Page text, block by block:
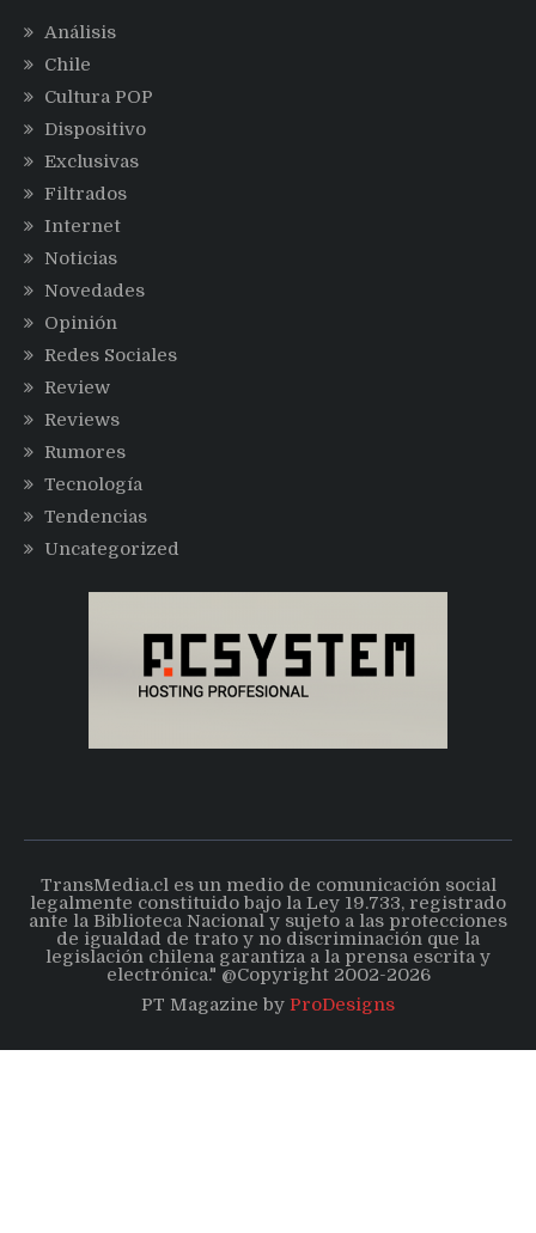
Análisis
Chile
Cultura POP
Dispositivo
Exclusivas
Filtrados
Internet
Noticias
Novedades
Opinión
Redes Sociales
Review
Reviews
Rumores
Tecnología
Tendencias
Uncategorized
TransMedia.cl es un medio de comunicación social
legalmente constituido bajo la Ley 19.733, registrado
ante la Biblioteca Nacional y sujeto a las protecciones
de igualdad de trato y no discriminación que la
legislación chilena garantiza a la prensa escrita y
electrónica." @Copyright 2002-2026
PT Magazine by ProDesigns